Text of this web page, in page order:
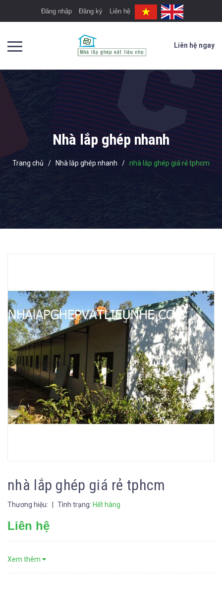
Đăng nhập Đăng ký Liên hệ
Liên hệ ngay
Nhà lắp ghép nhanh
Trang chủ / Nhà lắp ghép nhanh / nhà lắp ghép giá rẻ tphcm
nhà lắp ghép giá rẻ tphcm
Thương hiệu: Tình trạng: Hết hàng
Liên hệ
Xem thêm